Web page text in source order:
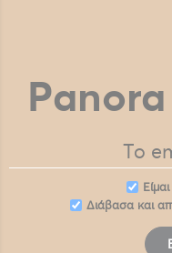
Διάβασα και